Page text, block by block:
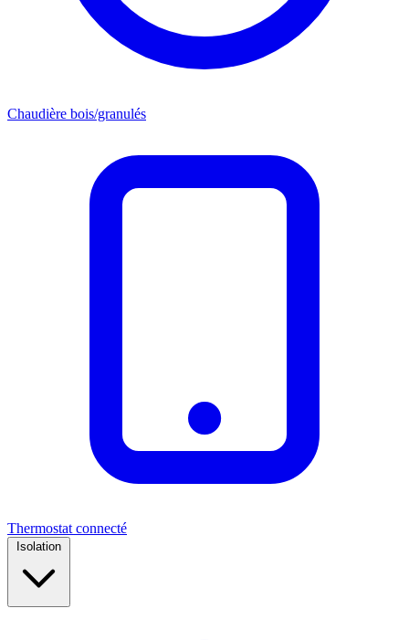
Chaudière bois/granulés
Thermostat connecté